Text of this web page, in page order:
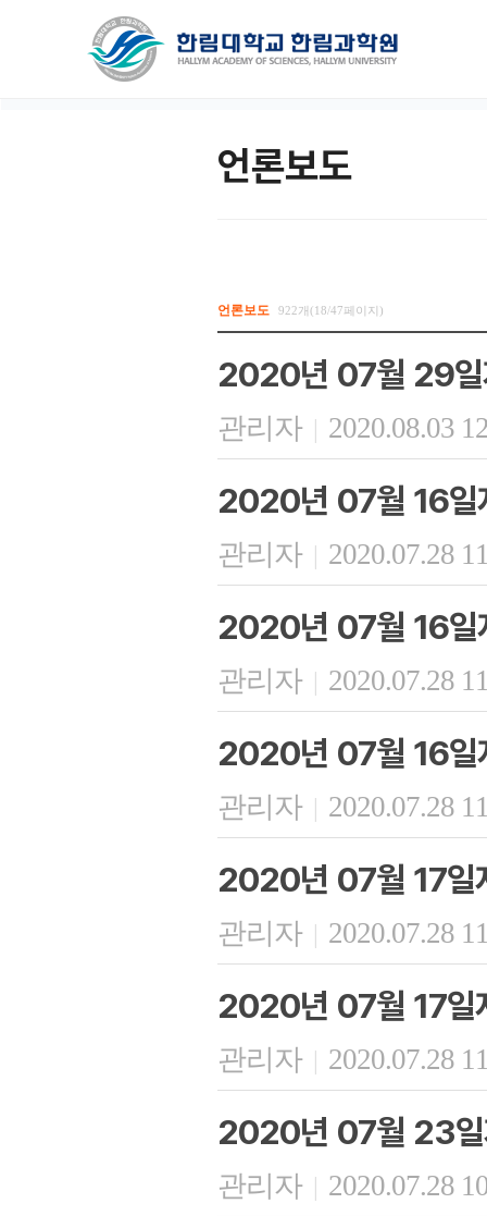
언론보도
언론보도 922개(18/47페이지)
2020년 07월 29일
관리자 | 2020.08.03
2020년 07월 16일
관리자 | 2020.07.28
2020년 07월 16일
관리자 | 2020.07.28
2020년 07월 16일
관리자 | 2020.07.28
2020년 07월 17일
관리자 | 2020.07.28
2020년 07월 17일
관리자 | 2020.07.28
2020년 07월 23일
관리자 | 2020.07.28